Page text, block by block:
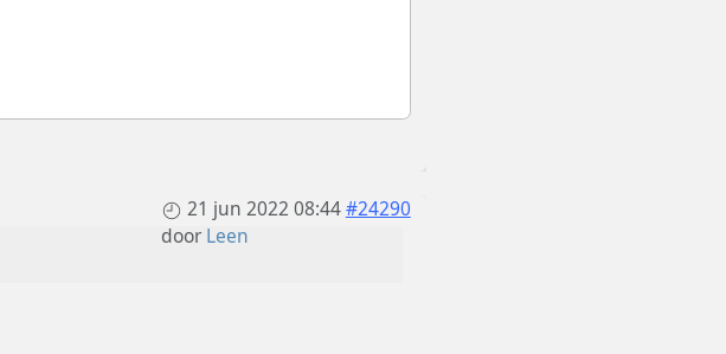
21 jun 2022 08:44#24290
door Leen